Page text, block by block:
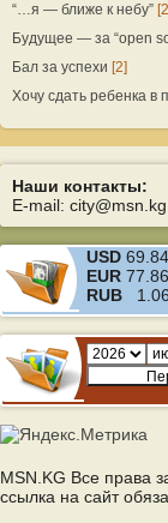
“…я — ближе к небу”
Будущее — за “open
Бал за успехи [2]
Хочу сдать ребенка в
Наши контакты:
E-mail: city@msn.kg
USD
EUR
RUB
MSN.KG Все права
ссылка на сайт